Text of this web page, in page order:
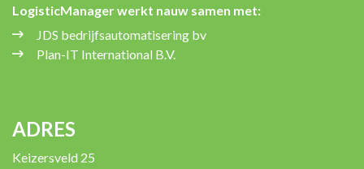
LogisticManager werkt nauw samen met:
JDS bedrijfsautomatisering bv
Plan-IT International B.V.
ADRES
Keizersveld 25